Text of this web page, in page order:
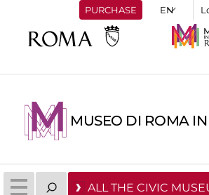
PURCHASE
MUSEO DI ROMA
ALL THE CIVIC